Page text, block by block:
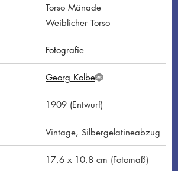
Torso Mänade
Weiblicher Torso
Fotografie
Georg KolbeG
N
D
1909 (Entwurf)
Vintage, Silbergelatineabzug
17,6 x 10,8 cm (Fotomaß)